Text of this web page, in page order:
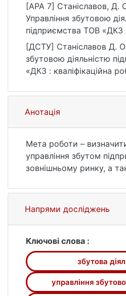
[APA 7] Станіславов, Д.
Управління збутовою
підприємства ТОВ «ДКЗ
робота, Київський
університет імені
eKNUTSHIR.
https://ir.library.knu.ua/
[ДСТУ] Станіславов Д.
збутовою діяльністю
«ДКЗ : кваліфікаційна
кер. В. Г. Балан. Київ,
https://ir.library.knu.ua/
(дата звернення:
Анотація
Мета роботи –
управління збутом
зовнішньому ринку, а
ефективність
Об’єктом дослідження є
підприємства.
дослідження управління
діяльністю
Розглянуто економічну
управління збутовою
методологічні підходи
Напрями досліджень
Ключові слова :
збутова
управління